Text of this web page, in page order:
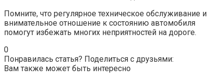
Помните, что регулярное техническое обслуживание и
внимательное отношение к состоянию автомобиля
помогут избежать многих неприятностей на дороге.
0
Понравилась статья? Поделиться с друзьями:
Вам также может быть интересно